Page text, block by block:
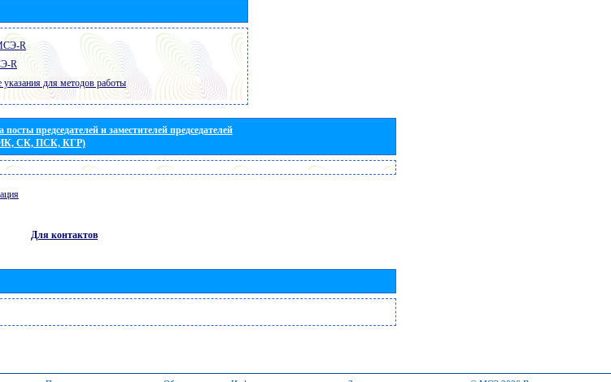
R
R
для методов работы
председателей и заместителей председателей
СК, ПСК, КГР)
Для контактов